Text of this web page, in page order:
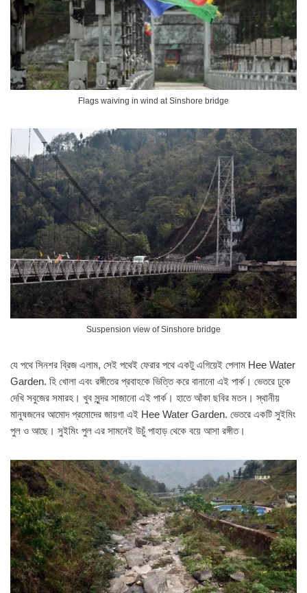
Flags waiving in wind at Sinshore bridge
Suspension view of Sinshore bridge
যে পথে সিনশর ব্রিজ এলাম, সেই পথেই ফেরার পথে একটু এগিয়েই পেলাম Hee Water
Garden. হি খোলা এবং রঙ্গীতের প্রবাহকে ভিত্তি করে বানানো এই পার্ক। ভেতরে ঢুকে
দেখি সবুজের সমারহ। খুব সুন্দর সাজানো এই পার্ক। হাতে আঁকা ছবির মতন। স্থানীয়
মানুষজনের আমোদ প্রমোদের জায়গা এই Hee Water Garden. ভেতরে একটি সুইমিং
পুল ও আছে। সুইমিং পুল এর সামনেই উচুঁ পাহাড় থেকে বয়ে আসা রঙ্গীত।